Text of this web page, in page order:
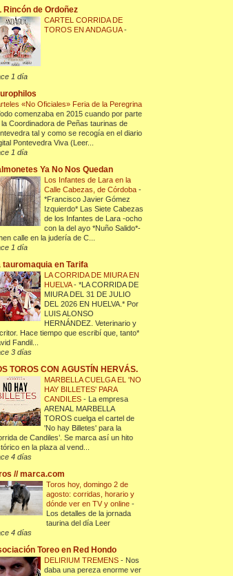
Rincón de Ordoñez
CARTEL CORRIDA DE
TOROS EN ANDAGUA-
1 día
«No Oficiales» Feria de la Peregrina
comenzaba en 2015 cuando por parte
la Coordinadora de Peñas taurinas de
tal y como se recogía en el diario
Pontevedra Viva (Leer...
1 día
Ya No Nos Quedan
Los Infantes de Lara en la
Calle Cabezas, de Córdoba-
*Francisco Javier Gómez
Izquierdo* Las Siete Cabezas
de los Infantes de Lara -ocho
con la del ayo *Nuño Salido*-
calle en la judería de C...
1 día
tauromaquia en Tarifa
LA CORRIDA DE MIURA EN
HUELVA-*LA CORRIDA DE
MIURA DEL 31 DE JULIO
DEL 2026 EN HUELVA.* Por
LUIS ALONSO
HERNÁNDEZ. Veterinario y
Hace tiempo que escribí que, tanto*
Fandil...
3 días
TOROS CON AGUSTÍN HERVÁS.
MARBELLA CUELGA EL 'NO
HAY BILLETES' PARA
CANDILES- La empresa
ARENAL MARBELLA
TOROS cuelga el cartel de
'No hay Billetes' para la
de Candiles’. Se marca así un hito
en la plaza al vend...
4 días
// marca.com
Toros hoy, domingo 2 de
agosto: corridas, horario y
dónde ver en TV y online-
Los detalles de la jornada
taurina del día Leer
4 días
Toreo en Red Hondo
DELIRIUM TREMENS- Nos
daba una pereza enorme ver